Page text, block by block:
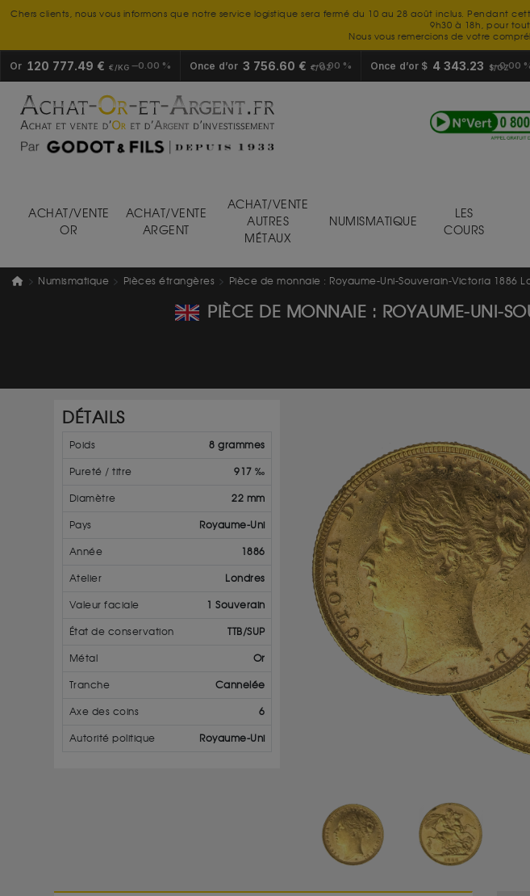
Chers clients, nous vous informons que notre service logistique sera fermé du 10 au 28 août inclus.
9h30 à 18h, pour
Nous vous remercions de votre
Or 120 777.49 € €/KG 0.00 % Once d’or 3 756.60 € €/OZ
0.00 % Once d’or $ 4 343.23 $/OZ0.00
ACHAT/VENTE
OR
ACHAT/VENTE
ARGENT
ACHAT/VENTE
AUTRES
MÉTAUX
NUMISMATIQUE
LES
COURS
Numismatique Pièces étrangères Pièce de monnaie : Royaume-Uni-Souverain-Victoria 1886
PIÈCE DE MONNAIE : ROYAUME-UNI-
DÉTAILS
Poids 8 grammes
Pureté / titre 917 ‰
Diamètre 22 mm
Pays Royaume-Uni
Année 1886
Atelier Londres
Valeur faciale 1 Souverain
État de conservation TTB/SUP
Métal Or
Tranche Cannelée
Axe des coins 6
Autorité politique Royaume-Uni